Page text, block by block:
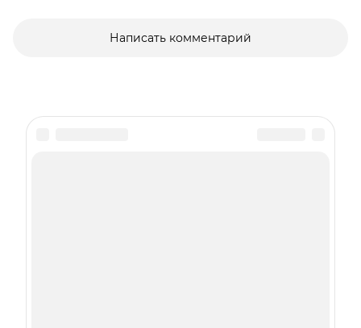
Написать комментарий